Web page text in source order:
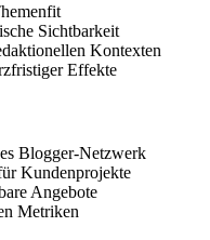
Sichtbarkeit
Kontexten
Effekte
Blogger-Netzwerk
Kundenprojekte
Angebote
Metriken